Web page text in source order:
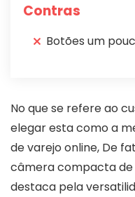
Contras
Botões um
No que se refere ao
elegar esta como a
de varejo online, De
câmera compacta de
destaca pela